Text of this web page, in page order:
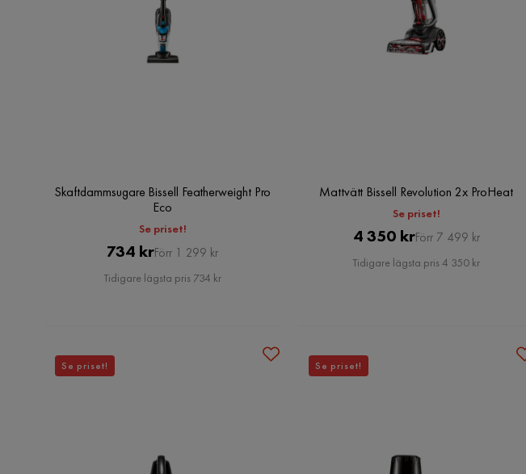
Skaftdammsugare Bissell Featherweight Pro
Eco
Se priset!
Pris
734 kr Original
Pris
Förr 1 299 kr
Tidigare lägsta pris 734 kr
Mattvätt Bissell Revolution 2x ProHeat
Se priset!
Pris
4 350 krOriginal
Pris
Förr 7 499 kr
Tidigare lägsta pris 4 350 kr
Se priset! Se priset!